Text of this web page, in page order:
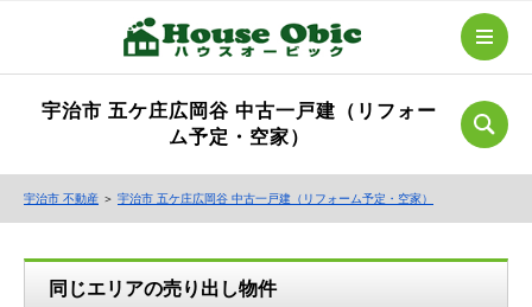
宇治市 五ケ庄広岡谷 中古一戸建（リフォー
ム予定・空家）
宇治市 不動産 ＞ 宇治市 五ケ庄広岡谷 中古一戸建（リフォーム予定・空家）
同じエリアの売り出し物件